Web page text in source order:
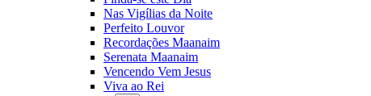
Nas Vigílias da Noite
Perfeito Louvor
Recordações Maanaim
Serenata Maanaim
Vencendo Vem Jesus
Viva ao Rei